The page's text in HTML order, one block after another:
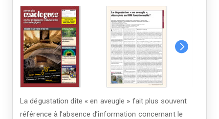
La dégustation dite « en aveugle » fait plus souvent
référence à l’absence d’information concernant le